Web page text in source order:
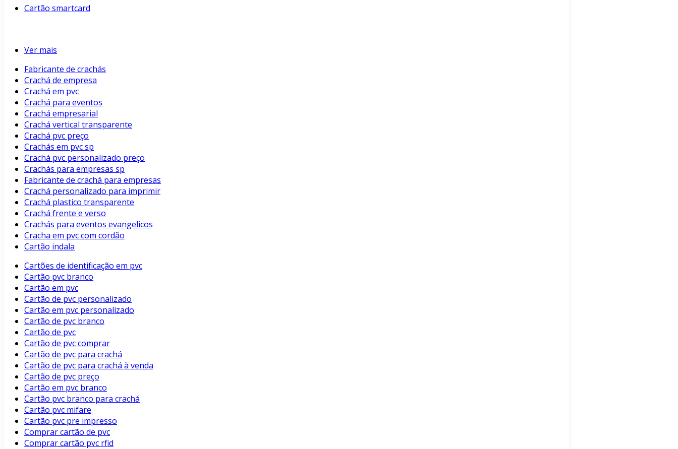
Cartão smartcard
Ver mais
Fabricante de crachás
Crachá de empresa
Crachá em pvc
Crachá para eventos
Crachá empresarial
Crachá vertical transparente
Crachá pvc preço
Crachás em pvc sp
Crachá pvc personalizado preço
Crachás para empresas sp
Fabricante de crachá para empresas
Crachá personalizado para imprimir
Crachá plastico transparente
Crachá frente e verso
Crachás para eventos evangelicos
Cracha em pvc com cordão
Cartão indala
Cartões de identificação em pvc
Cartão pvc branco
Cartão em pvc
Cartão de pvc personalizado
Cartão em pvc personalizado
Cartão de pvc branco
Cartão de pvc
Cartão de pvc comprar
Cartão de pvc para crachá
Cartão de pvc para crachá à venda
Cartão de pvc preço
Cartão em pvc branco
Cartão pvc branco para crachá
Cartão pvc mifare
Cartão pvc pre impresso
Comprar cartão de pvc
Comprar cartão pvc rfid